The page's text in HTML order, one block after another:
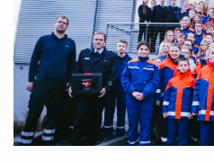
IN
GÖTTINGEN"